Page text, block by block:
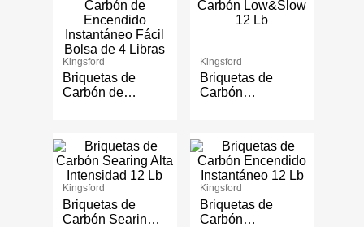
Kingsford
Briquetas de
Carbón de
Kingsford
Briquetas de
Carbón
Kingsford
Briquetas de
Carbón Searing
Kingsford
Briquetas de
Carbón